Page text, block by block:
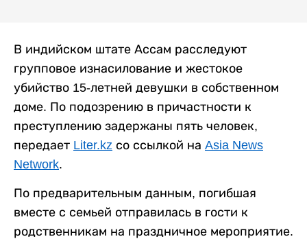
В индийском штате Ассам расследуют
групповое изнасилование и жестокое
убийство 15-летней девушки в собственном
доме. По подозрению в причастности к
преступлению задержаны пять человек,
передает Liter.kz со ссылкой на Asia News
Network.
По предварительным данным, погибшая
вместе с семьей отправилась в гости к
родственникам на праздничное мероприятие.